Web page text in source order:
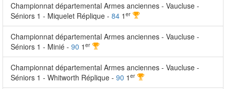
Championnat départemental Armes anciennes - Vaucluse -
Séniors 1 - Miquelet Réplique - 84 1 er
Championnat départemental Armes anciennes - Vaucluse -
Séniors 1 - Minié - 90 1 er
Championnat départemental Armes anciennes - Vaucluse -
Séniors 1 - Whitworth Réplique - 90 1 er